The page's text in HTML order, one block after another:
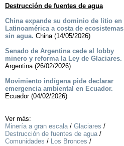
Destrucción de fuentes de agua
China expande su dominio de litio en
Latinoamérica a costa de ecosistemas
sin agua. China (14/05/2026)
Senado de Argentina cede al lobby
minero y reforma la Ley de Glaciares.
Argentina (26/02/2026)
Movimiento indígena pide declarar
emergencia ambiental en Ecuador.
Ecuador (04/02/2026)
Ver más:
Minería a gran escala/ Glaciares /
Destrucción de fuentes de agua/
Comunidades / Los Bronces /